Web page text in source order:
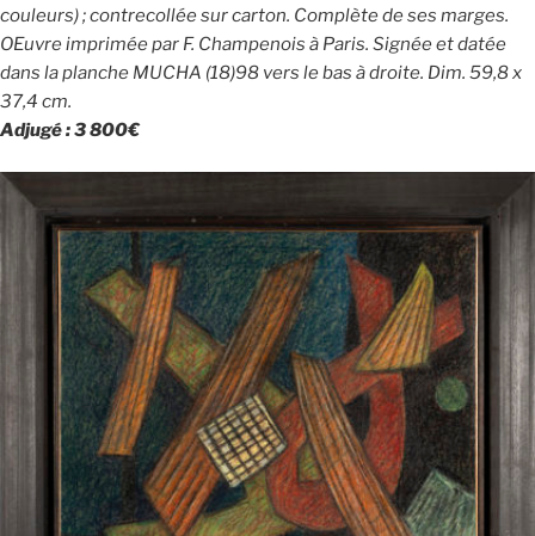
couleurs) ; contrecollée sur carton. Complète de ses marges.
OEuvre imprimée par F. Champenois à Paris. Signée et datée
dans la planche MUCHA (18)98 vers le bas à droite. Dim. 59,8 x
37,4 cm.
Adjugé : 3 800€